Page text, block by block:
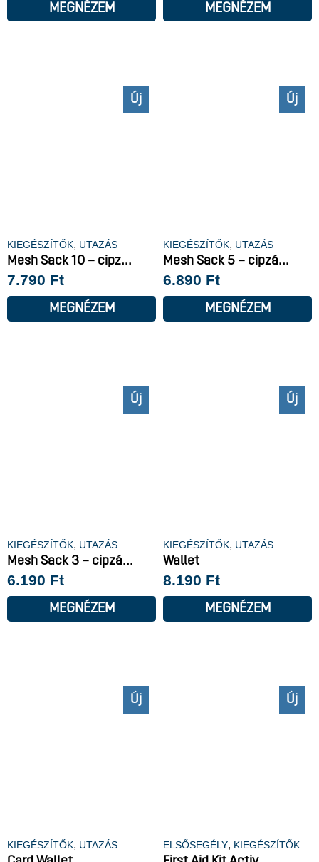
MEGNÉZEM MEGNÉZEM
Új
KIEGÉSZÍTŐK, UTAZÁS
Mesh Sack 10 – cipz...
7.790 Ft
MEGNÉZEM
Új
KIEGÉSZÍTŐK, UTAZÁS
Mesh Sack 5 – cipzá...
6.890 Ft
MEGNÉZEM
Új
KIEGÉSZÍTŐK, UTAZÁS
Mesh Sack 3 – cipzá...
6.190 Ft
MEGNÉZEM
Új
KIEGÉSZÍTŐK, UTAZÁS
Wallet
8.190 Ft
MEGNÉZEM
Új
KIEGÉSZÍTŐK, UTAZÁS
Új
ELSŐSEGÉLY, KIEGÉSZÍTŐK